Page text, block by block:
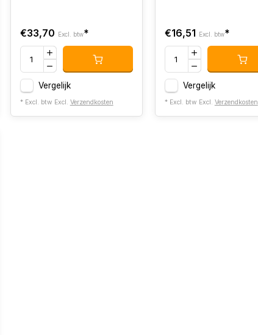
€33,70 Excl. btw*
Vergelijk
* Excl. btw Excl. Verzendkosten
€16,51 Excl. btw*
Vergelijk
* Excl. btw Excl. Verzendkosten